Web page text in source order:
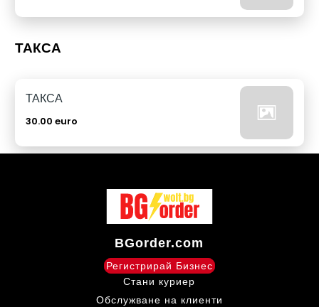
ТАКСА
ТАКСА
30.00 euro
BGorder.com
Регистрирай Бизнес
Стани куриер
Обслужване на клиенти